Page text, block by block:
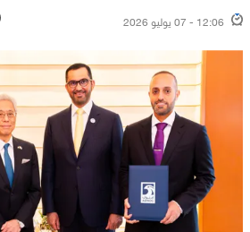
12:06 - 07 يوليو 2026